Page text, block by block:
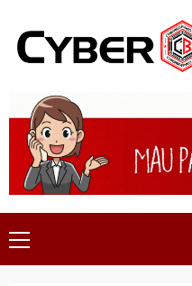
content
Primary
Menu